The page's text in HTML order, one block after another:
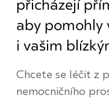
přicházejí
aby pomohly
i vašim
Chcete se léčit z
nemocničního